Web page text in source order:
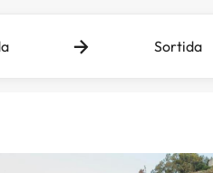
Sortida